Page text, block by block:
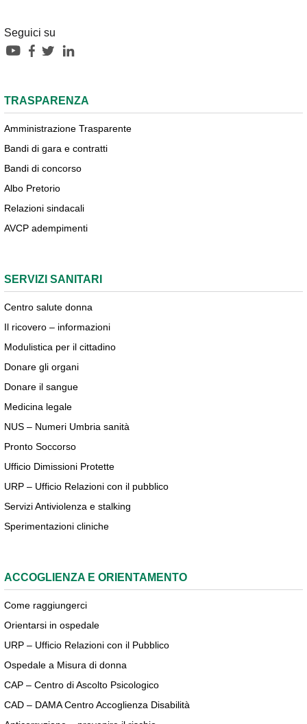
Seguici su
TRASPARENZA
Amministrazione Trasparente
Bandi di gara e contratti
Bandi di concorso
Albo Pretorio
Relazioni sindacali
AVCP adempimenti
SERVIZI SANITARI
Centro salute donna
Il ricovero – informazioni
Modulistica per il cittadino
Donare gli organi
Donare il sangue
Medicina legale
NUS – Numeri Umbria sanità
Pronto Soccorso
Ufficio Dimissioni Protette
URP – Ufficio Relazioni con il pubblico
Servizi Antiviolenza e stalking
Sperimentazioni cliniche
ACCOGLIENZA E ORIENTAMENTO
Come raggiungerci
Orientarsi in ospedale
URP – Ufficio Relazioni con il Pubblico
Ospedale a Misura di donna
CAP – Centro di Ascolto Psicologico
CAD – DAMA Centro Accoglienza Disabilità